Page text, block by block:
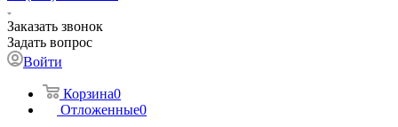
Заказать звонок
Задать вопрос
Войти
Корзина0
Отложенные0